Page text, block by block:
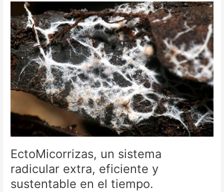
EctoMicorrizas, un sistema
radicular extra, eficiente y
sustentable en el tiempo.
EctoMicorrizas,
un
sistema
radicular
extra,
eficiente
y
sustentable
en
tiempo.